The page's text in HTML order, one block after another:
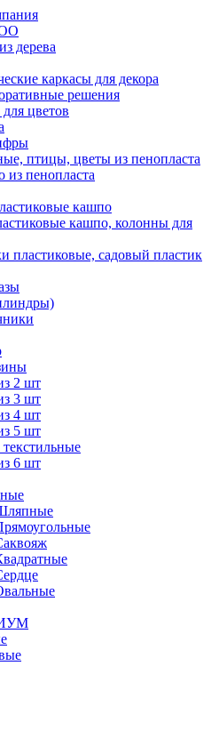
дерева
каркасы для декора
решения
цветов
птицы, цветы из пенопласта
пенопласта
кашпо
кашпо, колонны для
пластиковые, садовый пластик
2 шт
3 шт
4 шт
5 шт
6 шт